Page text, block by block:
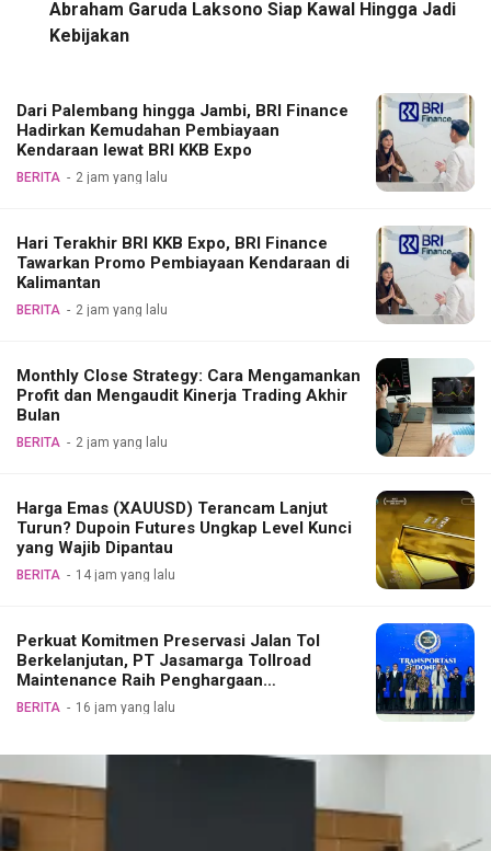
Abraham Garuda Laksono Siap Kawal Hingga Jadi
Kebijakan
Dari Palembang hingga Jambi, BRI Finance
Hadirkan Kemudahan Pembiayaan
Kendaraan lewat BRI KKB Expo
BERITA 2 jam yang lalu
Hari Terakhir BRI KKB Expo, BRI Finance
Tawarkan Promo Pembiayaan Kendaraan di
Kalimantan
BERITA 2 jam yang lalu
Monthly Close Strategy: Cara Mengamankan
Profit dan Mengaudit Kinerja Trading Akhir
Bulan
BERITA 2 jam yang lalu
Harga Emas (XAUUSD) Terancam Lanjut
Turun? Dupoin Futures Ungkap Level Kunci
yang Wajib Dipantau
BERITA 14 jam yang lalu
Perkuat Komitmen Preservasi Jalan Tol
Berkelanjutan, PT Jasamarga Tollroad
Maintenance Raih Penghargaan
Transportasi Indonesia Award 2026
BERITA 16 jam yang lalu